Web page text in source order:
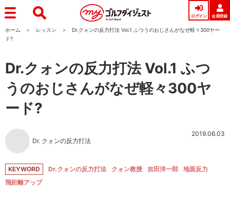
ログイン 会員登録
ホーム レッスン
Dr.クォンの反力打法 Vol.1 ふつうのおじさんがなぜ軽々300ヤー
ド?
Dr.クォンの反力打法 Vol.1 ふつ
うのおじさんがなぜ軽々300ヤ
ード?
Dr. クォンの反力打法
2019.06.03
KEYWORD Dr.クォンの反力打法 クォン教授 吉田洋一郎
地面反力
飛距離アップ